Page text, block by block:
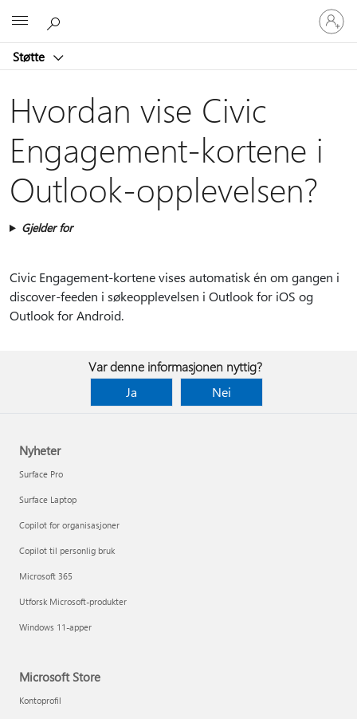
Støtte
Logg
på
kontoen
Hvordan vise Civic
Engagement-kortene i
Outlook-opplevelsen?
Gjelder for
Civic Engagement-kortene vises automatisk én om gangen i
discover-feeden i søkeopplevelsen i Outlook for iOS og
Outlook for Android.
Var denne informasjonen nyttig?
Ja
Nei
Nyheter
Surface Pro
Surface Laptop
Copilot for organisasjoner
Copilot til personlig bruk
Microsoft 365
Utforsk Microsoft-produkter
Windows 11-apper
Microsoft Store
Kontoprofil